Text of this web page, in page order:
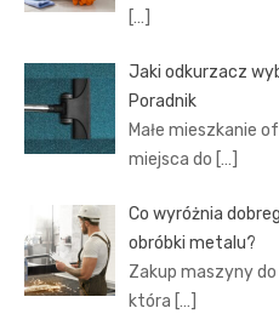
[…]
Jaki odkurzacz
Poradnik
Małe mieszkanie
miejsca do […]
Co wyróżnia
obróbki metalu?
Zakup maszyny
która […]